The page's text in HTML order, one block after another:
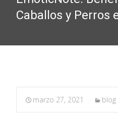
Caballos y Perros
marzo 27, 2021 blog